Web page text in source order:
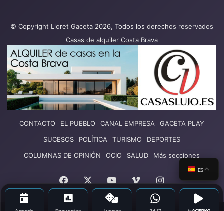
© Copyright Lloret Gaceta 2026, Todos los derechos reservados
Casas de alquiler Costa Brava
CONTACTO EL PUEBLO CANAL EMPRESA
GACETA PLAY
SUCESOS
POLÍTICA TURISMO
DEPORTES
COLUMNAS DE OPINIÓN
OCIO SALUD Más secciones
Facebook YouTubeVimeoInstagram
ES